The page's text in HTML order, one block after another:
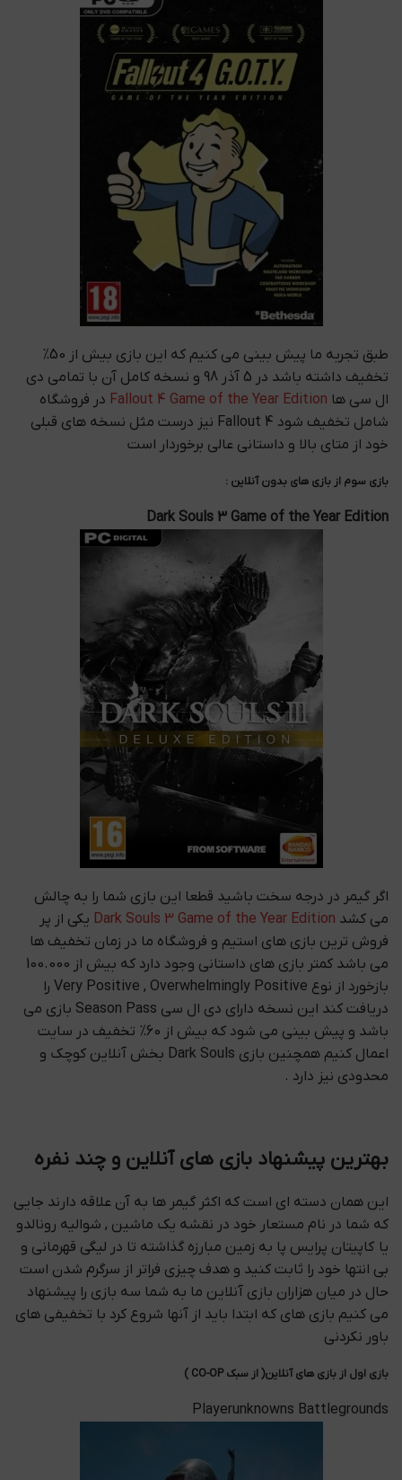
طبق تجربه ما پیش بینی می کنیم که این بازی بیش از 50%
تخفیف داشته باشد در 5 آذر 98 و نسخه کامل آن با تمامی دی
ال سی ها Fallout 4 Game of the Year Edition در فروشگاه
شامل تخفیف شود Fallout 4 نیز درست مثل نسخه های قبلی
خود از متای بالا و داستانی عالی برخوردار است
بازی سوم از بازی های بدون آنلاین :
Dark Souls 3 Game of the Year Edition
اگر گیمر در درجه سخت باشید قطعا این بازی شما را به چالش
می کشد Dark Souls 3 Game of the Year Edition یکی از پر
فروش ترین بازی های استیم و فروشگاه ما در زمان تخفیف ها
می باشد کمتر بازی های داستانی وجود دارد که بیش از 100.000
بازخورد از نوع Very Positive , Overwhelmingly Positive را
دریافت کند این نسخه دارای دی ال سی Season Pass بازی می
باشد و پیش بینی می شود که بیش از 60% تخفیف در سایت
اعمال کنیم همچنین بازی Dark Souls بخش آنلاین کوچک و
محدودی نیز دارد .
بهترین پیشنهاد بازی های آنلاین و چند نفره
این همان دسته ای است که اکثر گیمر ها به آن علاقه دارند جایی
که شما در نام مستعار خود در نقشه یک ماشین , شوالیه رونالدو
یا کاپیتان پرایس پا به زمین مبارزه گذاشته تا در لیگی قهرمانی و
بی انتها خود را ثابت کنید و هدف چیزی فراتر از سرگرم شدن است
حال در میان هزاران بازی آنلاین ما به شما سه بازی را پیشنهاد
می کنیم بازی های که ابتدا باید از آنها شروع کرد با تخفیفی های
باور نکردنی
بازی اول از بازی های آنلاین( از سبک CO-OP )
Playerunknowns Battlegrounds